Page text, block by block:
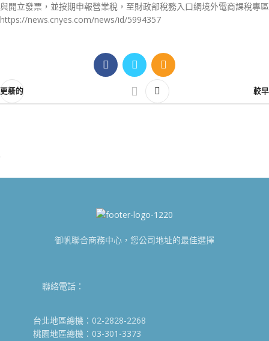
與開立發票，並按期申報營業稅，至財政部稅務入口網境外電商課稅專區
https://news.cnyes.com/news/id/5994357
更新的 較早
御帆聯合商務中心，您公司地址的最佳選擇
聯絡電話：
台北地區總機：02-2828-2268
桃園地區總機：03-301-3373